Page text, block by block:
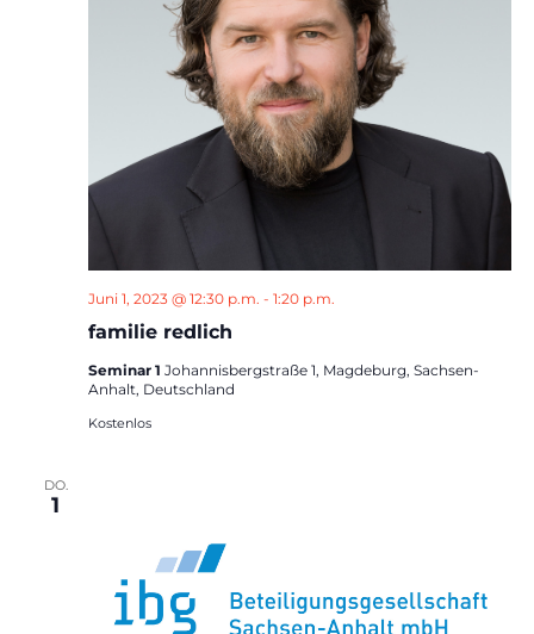
familie redlich
Juni 1, 2023 @ 12:30 p.m. - 1:20 p.m.
Seminar 1 Johannisbergstraße 1, Magdeburg, Sachsen-
Anhalt, Deutschland
Kostenlos
DO.
1